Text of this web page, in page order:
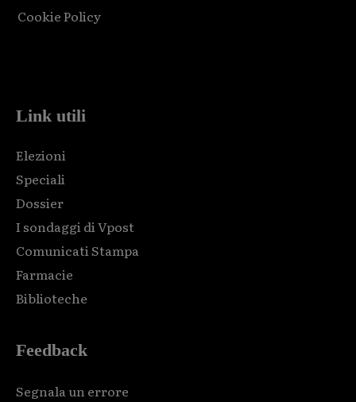
Cookie Policy
Link utili
Elezioni
Speciali
Dossier
I sondaggi di Vpost
Comunicati Stampa
Farmacie
Biblioteche
Feedback
Segnala un errore